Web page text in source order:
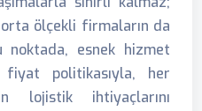
ölçekli firmaların da
noktada, esnek hizmet
politikasıyla, her
lojistik ihtiyaçlarını